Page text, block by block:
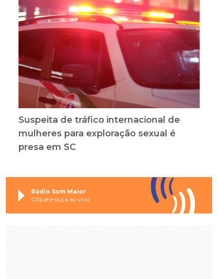
Suspeita de tráfico internacional de
mulheres para exploração sexual é
presa em SC
Rádio Som Maior
Clique e ouça ao vivo